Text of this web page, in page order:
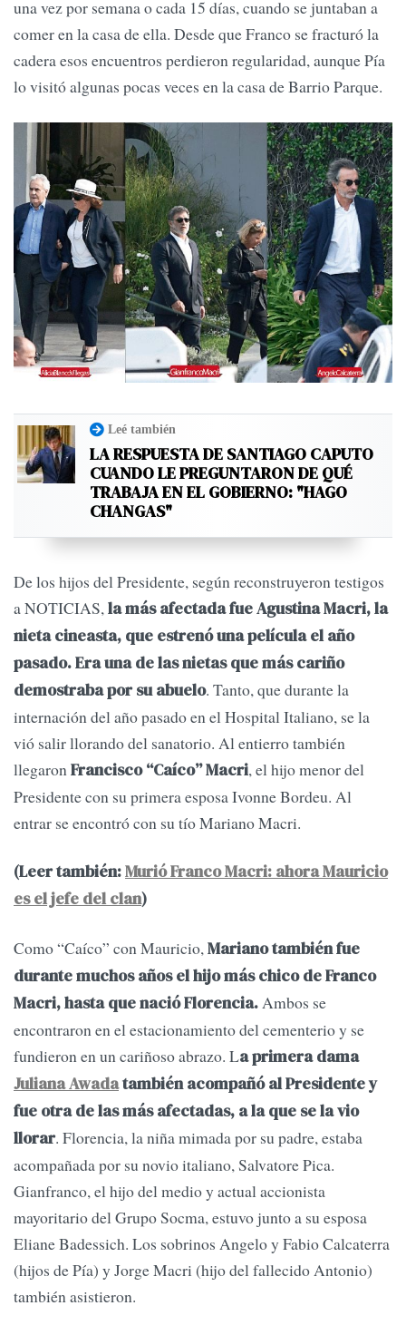
una vez por semana o cada 15 días, cuando se juntaban a
comer en la casa de ella. Desde que Franco se fracturó la
cadera esos encuentros perdieron regularidad, aunque Pía
lo visitó algunas pocas veces en la casa de Barrio Parque.
Leé también
LA RESPUESTA DE SANTIAGO CAPUTO
CUANDO LE PREGUNTARON DE QUÉ
TRABAJA EN EL GOBIERNO: "HAGO
CHANGAS"
De los hijos del Presidente, según reconstruyeron testigos
a NOTICIAS,la más afectada fue Agustina Macri, la
nieta cineasta, que estrenó una película el año
pasado. Era una de las nietas que más cariño
demostraba por su abuelo. Tanto, que durante la
internación del año pasado en el Hospital Italiano, se la
vió salir llorando del sanatorio. Al entierro también
llegaronFrancisco “Caíco” Macri, el hijo menor del
Presidente con su primera esposa Ivonne Bordeu. Al
entrar se encontró con su tío Mariano Macri.
(Leer también:Murió Franco Macri: ahora Mauricio
es el jefe del clan)
Como “Caíco” con Mauricio,Mariano también fue
durante muchos años el hijo más chico de Franco
Macri, hasta que nació Florencia.Ambos se
encontraron en el estacionamiento del cementerio y se
fundieron en un cariñoso abrazo. La primera dama
Juliana Awadatambién acompañó al Presidente y
fue otra de las más afectadas, a la que se la vio
llorar. Florencia, la niña mimada por su padre, estaba
acompañada por su novio italiano, Salvatore Pica.
Gianfranco, el hijo del medio y actual accionista
mayoritario del Grupo Socma, estuvo junto a su esposa
Eliane Badessich. Los sobrinos Angelo y Fabio Calcaterra
(hijos de Pía) y Jorge Macri (hijo del fallecido Antonio)
también asistieron.